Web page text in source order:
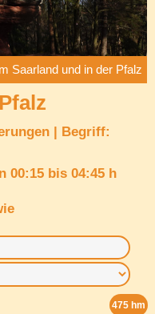
Saarland und in der Pfalz
Begriff:
00:15 bis 04:45 h
475 hm